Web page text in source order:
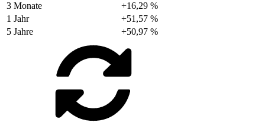
3 Monate
+16,29 %
1 Jahr
+51,57 %
5 Jahre
+50,97 %